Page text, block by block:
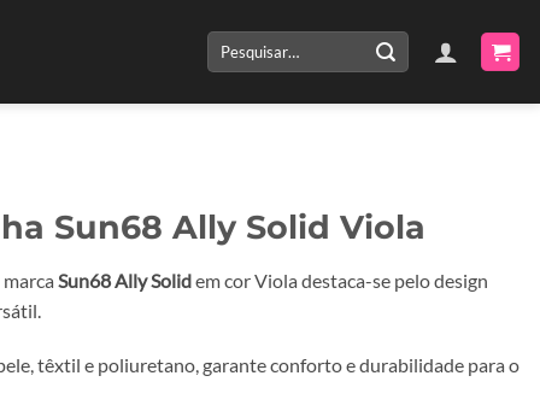
Pesquisar
por:
Sun68 Ally Solid Viola
Sun68 Ally Solidem cor Viola destaca-se pelo design
têxtil e poliuretano, garante conforto e durabilidade para o